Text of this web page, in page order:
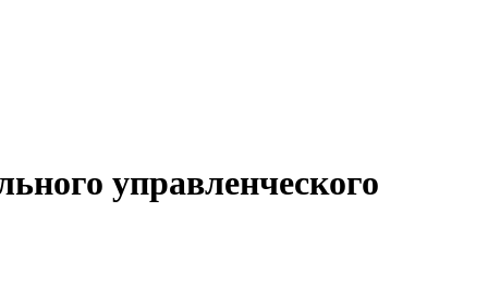
управленческого